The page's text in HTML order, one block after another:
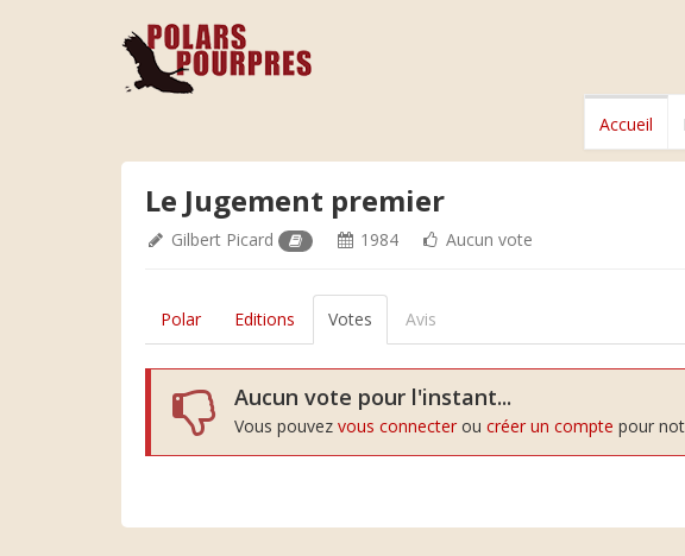
Accueil
Le Jugement premier
Gilbert Picard 1984 Aucun vote
Polar Editions Votes Avis
Aucun vote pour l'instant...
Vous pouvez vous connecter ou créer un compte pour